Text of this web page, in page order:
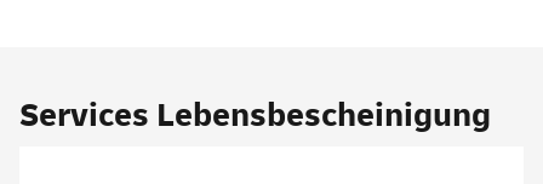
Services Lebensbescheinigung